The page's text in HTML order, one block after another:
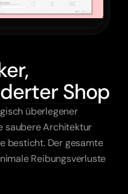
Shop
überlegener
saubere Architektur
besticht. Der gesamte
Reibungsverluste